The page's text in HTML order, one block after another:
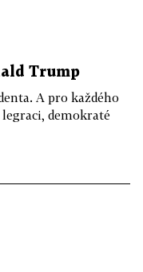
Trump
A pro každého
demokraté